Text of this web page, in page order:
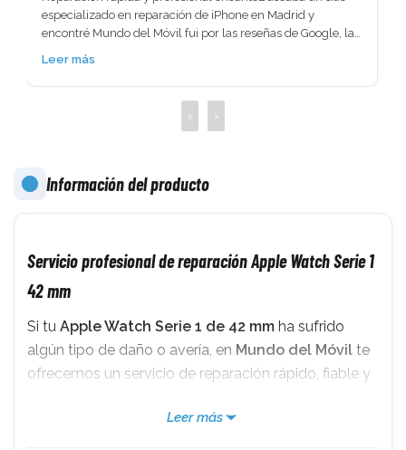
rápido. No perdí ningún tipo de información lo necesitaba
urgente me lo solucionaron.
Leer más
‹ ›
Información del producto
Servicio profesional de reparación Apple Watch Serie 1
42 mm
Si tu Apple Watch Serie 1 de 42 mm ha sufrido
algún tipo de daño o avería, en Mundo del Móvil te
ofrecemos un servicio de reparación rápido, fiable y
especializados en smartwatches Apple trabaja con
Leer más